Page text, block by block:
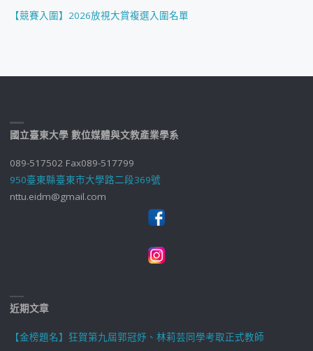
【競賽入圍】2026放視大賞複選入圍名單
國立臺東大學 數位媒體與文教產業學系
089-517502 Fax089-517799
950臺東縣臺東市大學路二段369號
nttu.eidm@gmail.com
近期文章
【金榜題名】狂賀第九屆郭冠妤、林莉芸同學考取正式教師